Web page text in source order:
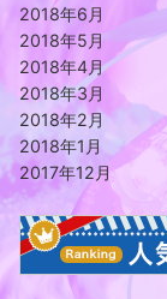
2018年6月
2018年5月
2018年4月
2018年3月
2018年2月
2018年1月
2017年12月